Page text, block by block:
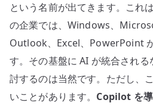
取
り
違
な
い
た
という名前が出てきます。これ
の企業では、Windows、
Outlook、Excel、PowerPoint
す。その基盤に AI が統合され
討するのは当然です。ただし、
いことがあります。 Copilot を